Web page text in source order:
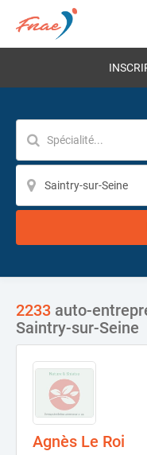
2233 auto-
Saintry-sur-Seine
Agnès Le Roi